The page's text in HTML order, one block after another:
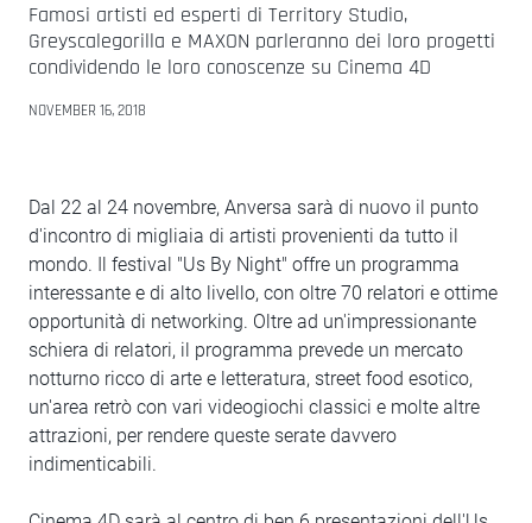
Famosi artisti ed esperti di Territory Studio,
Greyscalegorilla e MAXON parleranno dei loro progetti
condividendo le loro conoscenze su Cinema 4D
NOVEMBER 16, 2018
Dal 22 al 24 novembre, Anversa sarà di nuovo il punto
d'incontro di migliaia di artisti provenienti da tutto il
mondo. Il festival "Us By Night" offre un programma
interessante e di alto livello, con oltre 70 relatori e ottime
opportunità di networking. Oltre ad un'impressionante
schiera di relatori, il programma prevede un mercato
notturno ricco di arte e letteratura, street food esotico,
un'area retrò con vari videogiochi classici e molte altre
attrazioni, per rendere queste serate davvero
indimenticabili.